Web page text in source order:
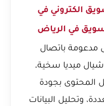
الكتروني في
في الرياض
مدعومة باتصال
ميديا سخية.
المحتوى بجودة
وتحليل البيانات